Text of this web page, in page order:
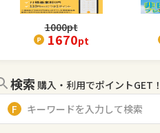
1000pt
1670pt
検索 購入・利用でポイントGET！